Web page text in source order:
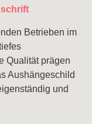
Betrieben im
Qualität prägen
Aushängeschild
und